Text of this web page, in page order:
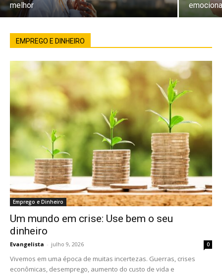
melhor
EMPREGO E DINHEIRO
Emprego e Dinheiro
Um mundo em crise: Use bem o seu
dinheiro
Evangelista - julho 9, 2026 0
Vivemos em uma época de muitas incertezas. Guerras, crises
econômicas, desemprego, aumento do custo de vida e